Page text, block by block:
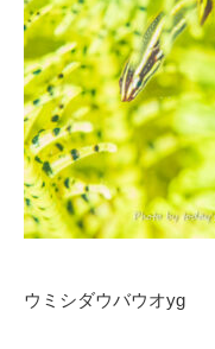
ウミシダウバウオyg